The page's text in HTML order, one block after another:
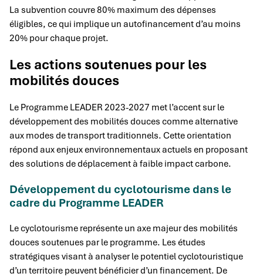
La subvention couvre 80% maximum des dépenses
éligibles, ce qui implique un autofinancement d’au moins
20% pour chaque projet.
Les actions soutenues pour les
mobilités douces
Le Programme LEADER 2023-2027 met l’accent sur le
développement des mobilités douces comme alternative
aux modes de transport traditionnels. Cette orientation
répond aux enjeux environnementaux actuels en proposant
des solutions de déplacement à faible impact carbone.
Développement du cyclotourisme dans le
cadre du Programme LEADER
Le cyclotourisme représente un axe majeur des mobilités
douces soutenues par le programme. Les études
stratégiques visant à analyser le potentiel cyclotouristique
d’un territoire peuvent bénéficier d’un financement. De